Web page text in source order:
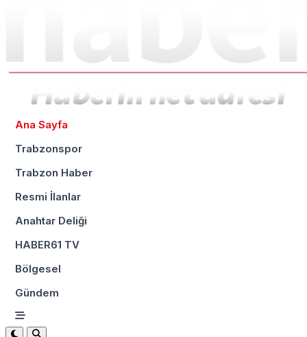
Ana Sayfa
Trabzonspor
Trabzon Haber
Resmi İlanlar
Anahtar Deliği
HABER61 TV
Bölgesel
Gündem